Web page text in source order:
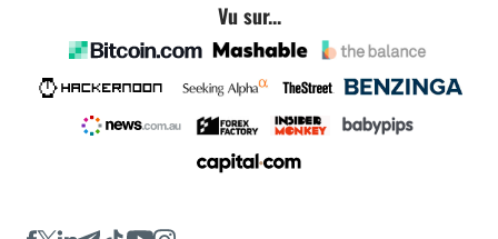
Vu sur...